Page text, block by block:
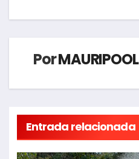
PorMAURIPOOL
Entrada relacionada